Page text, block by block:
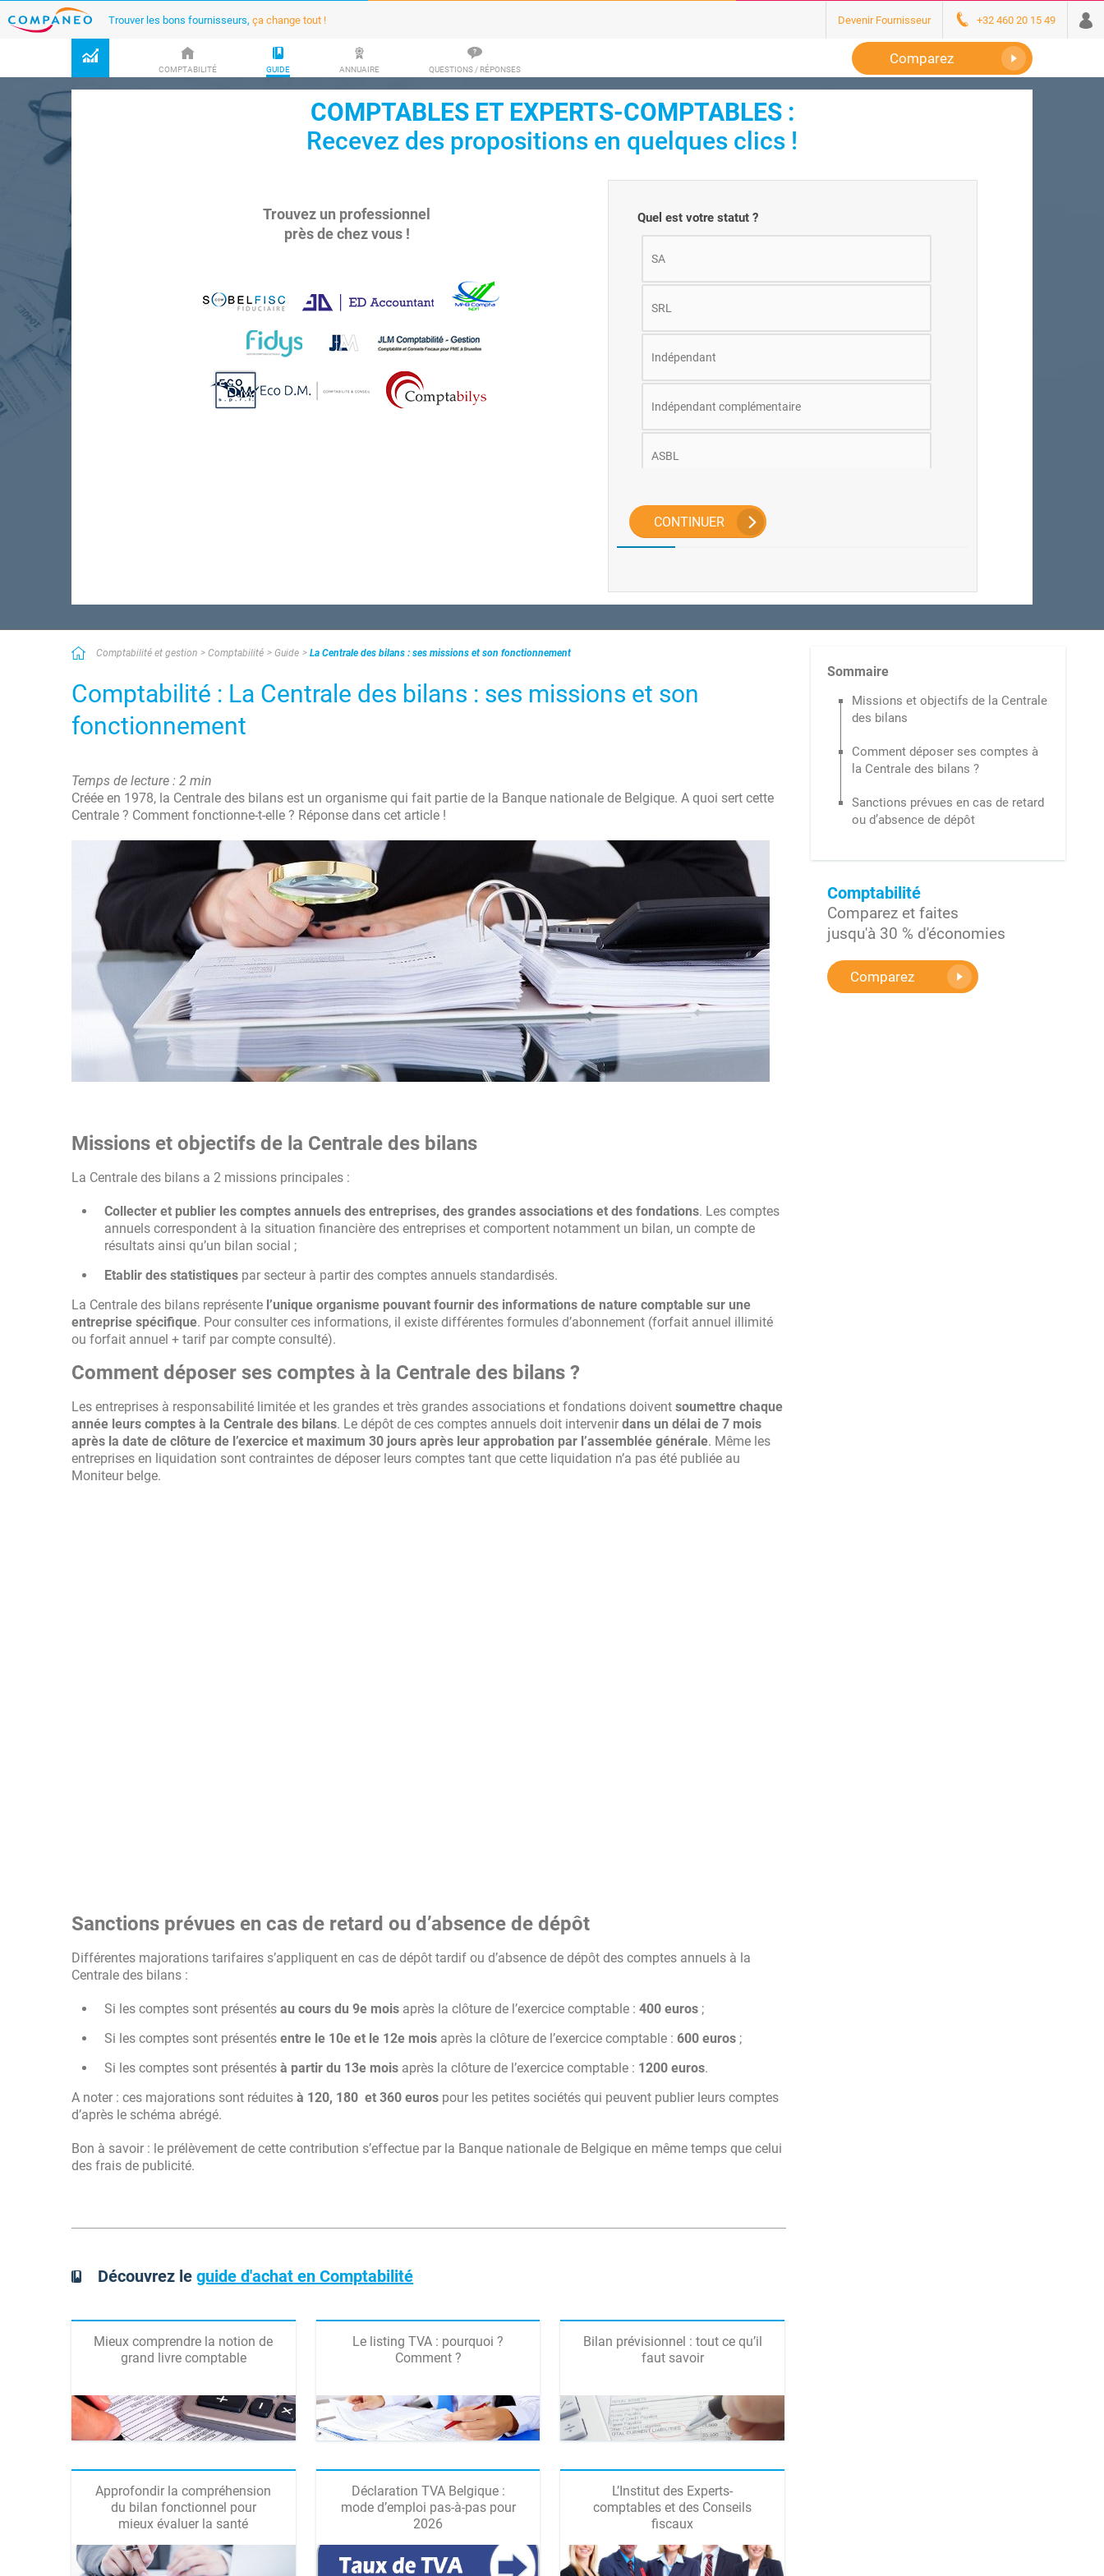
Trouver les bons fournisseurs, ça change tout ! Devenir Fournisseur +32 460 20 15 49
COMPTABILITÉ GUIDE ANNUAIRE QUESTIONS / RÉPONSES
Comparez
COMPTABLES ET EXPERTS-COMPTABLES :
Recevez des propositions en quelques clics !
Trouvez un professionnel
près de chez vous !
Quel est votre statut ?
SA
SRL
Indépendant
Indépendant complémentaire
ASBL
Autre
CONTINUER
Comptabilité et gestion Comptabilité Guide La Centrale des bilans : ses missions et son fonctionnement
Comptabilité : La Centrale des bilans : ses missions et son
fonctionnement
Temps de lecture : 2 min
Créée en 1978, la Centrale des bilans est un organisme qui fait partie de la Banque nationale de Belgique. A quoi sert cette
Centrale ? Comment fonctionne-t-elle ? Réponse dans cet article !
Missions et objectifs de la Centrale des bilans
La Centrale des bilans a 2 missions principales :
Collecter et publier les comptes annuels des entreprises, des grandes associations et des fondations. Les comptes
annuels correspondent à la situation financière des entreprises et comportent notamment un bilan, un compte de
résultats ainsi qu’un bilan social ;
Etablir des statistiques par secteur à partir des comptes annuels standardisés.
La Centrale des bilans représente l’unique organisme pouvant fournir des informations de nature comptable sur une
entreprise spécifique. Pour consulter ces informations, il existe différentes formules d’abonnement (forfait annuel illimité
ou forfait annuel + tarif par compte consulté).
Comment déposer ses comptes à la Centrale des bilans ?
Les entreprises à responsabilité limitée et les grandes et très grandes associations et fondations doivent soumettre chaque
année leurs comptes à la Centrale des bilans. Le dépôt de ces comptes annuels doit intervenir dans un délai de 7 mois
après la date de clôture de l’exercice et maximum 30 jours après leur approbation par l’assemblée générale. Même les
entreprises en liquidation sont contraintes de déposer leurs comptes tant que cette liquidation n’a pas été publiée au
Moniteur belge.
Sanctions prévues en cas de retard ou d’absence de dépôt
Différentes majorations tarifaires s’appliquent en cas de dépôt tardif ou d’absence de dépôt des comptes annuels à la
Centrale des bilans :
Si les comptes sont présentés au cours du 9e mois après la clôture de l’exercice comptable : 400 euros ;
Si les comptes sont présentés entre le 10e et le 12e mois après la clôture de l’exercice comptable : 600 euros ;
Si les comptes sont présentés à partir du 13e mois après la clôture de l’exercice comptable : 1200 euros.
A noter : ces majorations sont réduites à 120, 180 et 360 euros pour les petites sociétés qui peuvent publier leurs comptes
d’après le schéma abrégé.
Bon à savoir : le prélèvement de cette contribution s’effectue par la Banque nationale de Belgique en même temps que celui
des frais de publicité.
Découvrez leguide d'achat en Comptabilité
Mieux comprendre la notion de
grand livre comptable
Le listing TVA : pourquoi ?
Comment ?
Bilan prévisionnel : tout ce qu’il
faut savoir
Approfondir la compréhension
du bilan fonctionnel pour
mieux évaluer la santé
Déclaration TVA Belgique :
mode d’emploi pas-à-pas pour
2026
L’Institut des Experts-
comptables et des Conseils
fiscaux
Sommaire
Missions et objectifs de la Centrale
des bilans
Comment déposer ses comptes à
la Centrale des bilans ?
Sanctions prévues en cas de retard
ou d’absence de dépôt
Comptabilité
Comparez et faites
jusqu'à 30 % d'économies
Comparez